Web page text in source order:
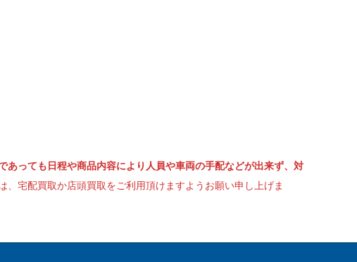
っても日程や商品内容により人員や車両の手配などが出来ず、対
、宅配買取か店頭買取をご利用頂けますようお願い申し上げま